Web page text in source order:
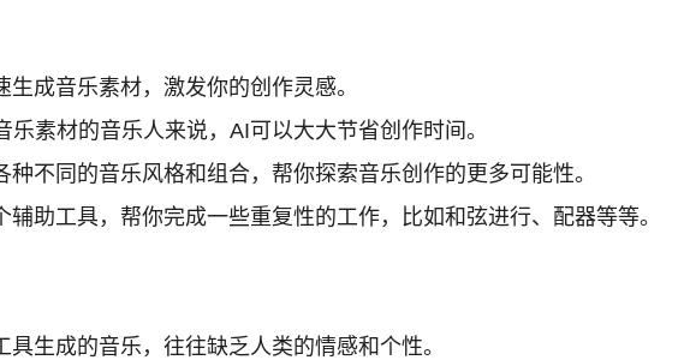
生成音乐素材，激发你的创作灵感。
乐素材的音乐人来说，AI可以大大节省创作时间。
种不同的音乐风格和组合，帮你探索音乐创作的更多可能性。
辅助工具，帮你完成一些重复性的工作，比如和弦进行、配器等等。
具生成的音乐，往往缺乏人类的情感和个性。